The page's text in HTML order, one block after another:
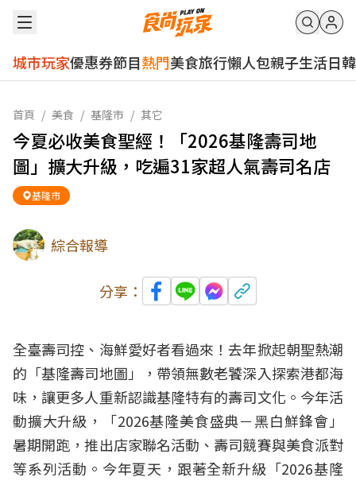
城市玩家優惠券節目熱門美食旅行懶人包親子生活日韓
首頁 / 美食 / 基隆市 / 其它
今夏必收美食聖經！「2026基隆壽司地
圖」擴大升級，吃遍31家超人氣壽司名店
基隆市
綜合報導
分享：
全臺壽司控、海鮮愛好者看過來！去年掀起朝聖熱潮
的「基隆壽司地圖」，帶領無數老饕深入探索港都海
味，讓更多人重新認識基隆特有的壽司文化。今年活
動擴大升級，「2026基隆美食盛典－黑白鮮鋒會」
暑期開跑，推出店家聯名活動、壽司競賽與美食派對
等系列活動。今年夏天，跟著全新升級「2026基隆